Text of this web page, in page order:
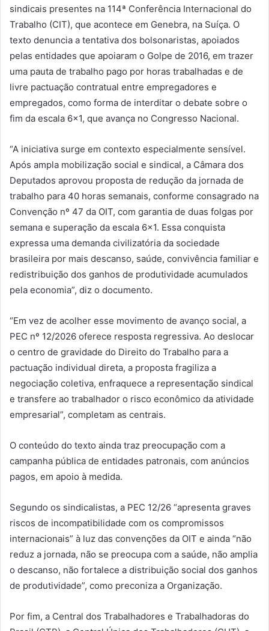
sindicais presentes na 114ª Conferência Internacional do
Trabalho (CIT), que acontece em Genebra, na Suíça. O
texto denuncia a tentativa dos bolsonaristas, apoiados
pelas entidades que apoiaram o Golpe de 2016, em trazer
uma pauta de trabalho pago por horas trabalhadas e de
livre pactuação contratual entre empregadores e
empregados, como forma de interditar o debate sobre o
fim da escala 6×1, que avança no Congresso Nacional.
“A iniciativa surge em contexto especialmente sensível.
Após ampla mobilização social e sindical, a Câmara dos
Deputados aprovou proposta de redução da jornada de
trabalho para 40 horas semanais, conforme consagrado na
Convenção nº 47 da OIT, com garantia de duas folgas por
semana e superação da escala 6×1. Essa conquista
expressa uma demanda civilizatória da sociedade
brasileira por mais descanso, saúde, convivência familiar e
redistribuição dos ganhos de produtividade acumulados
pela economia”, diz o documento.
“Em vez de acolher esse movimento de avanço social, a
PEC nº 12/2026 oferece resposta regressiva. Ao deslocar
o centro de gravidade do Direito do Trabalho para a
pactuação individual direta, a proposta fragiliza a
negociação coletiva, enfraquece a representação sindical
e transfere ao trabalhador o risco econômico da atividade
empresarial”, completam as centrais.
O conteúdo do texto ainda traz preocupação com a
campanha pública de entidades patronais, com anúncios
pagos, em apoio à medida.
Segundo os sindicalistas, a PEC 12/26 “apresenta graves
riscos de incompatibilidade com os compromissos
internacionais” à luz das convenções da OIT e ainda “não
reduz a jornada, não se preocupa com a saúde, não amplia
o descanso, não fortalece a distribuição social dos ganhos
de produtividade”, como preconiza a Organização.
Por fim, a Central dos Trabalhadores e Trabalhadoras do